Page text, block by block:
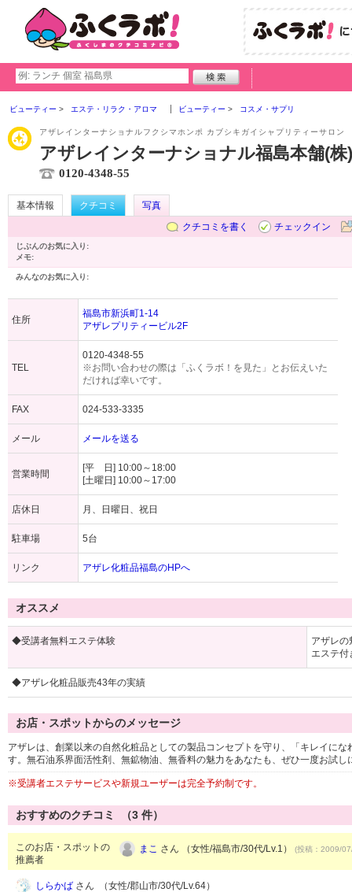
ビューティー エステ・リラク・アロマ ビューティー コスメ・サプリ
アザレインターナショナルフクシマホンポ カブシキガイシャプリティーサロン
アザレインターナショナル福島本舗(
0120-4348-55
基本情報 クチコミ
写真
クチコミを書く
チェックイン
じぶんのお気に入り:
メモ:
みんなのお気に入り:
住所
福島市新浜町1-14
アザレプリティービル2F
TEL
0120-4348-55
※お問い合わせの際は「ふくラボ！を見た」とお伝えいた
だければ幸いです。
FAX 024-533-3335
メール メールを送る
営業時間
[平 日] 10:00～18:00
[土曜日] 10:00～17:00
店休日 月、日曜日、祝日
駐車場 5台
リンク アザレ化粧品福島のHPへ
オススメ
◆受講者無料エステ体験
アザレの
エステ付
◆アザレ化粧品販売43年の実績
お店・スポットからのメッセージ
アザレは、創業以来の自然化粧品としての製品コンセプトを守り、「キレイに
す。無石油系界面活性剤、無鉱物油、無香料の魅力をあなたも、ぜひ一度お試し
※受講者エステサービスや新規ユーザーは完全予約制です。
おすすめのクチコミ （3 件）
このお店・スポットの
推薦者
まこ さん （女性/福島市/30代/Lv.1） (投稿：2009/
しらかば さん （女性/郡山市/30代/Lv.64）